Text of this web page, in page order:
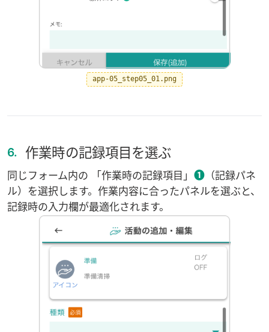
app-05_step05_01.png
6. 作業時の記録項目を選ぶ
同じフォーム内の 「作業時の記録項目」 ❶ （記録パネ
ル）を選択します。作業内容に合ったパネルを選ぶと、
記録時の入力欄が最適化されます。